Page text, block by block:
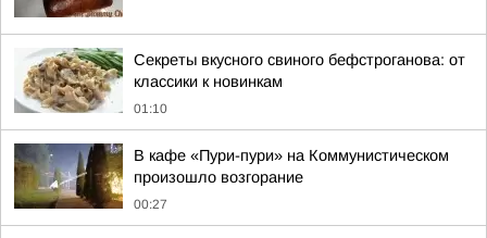
Секреты вкусного свиного бефстроганова: от
классики к новинкам
01:10
В кафе «Пури-пури» на Коммунистическом
произошло возгорание
00:27